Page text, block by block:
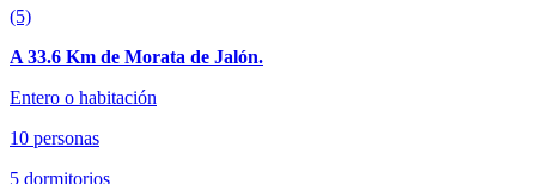
(5)
A 33.6 Km de Morata de Jalón.
Entero o habitación
10 personas
5 dormitorios